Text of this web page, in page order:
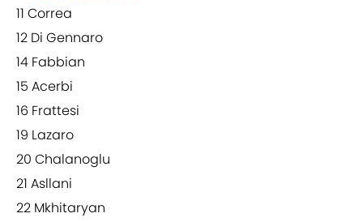
11 Correa
12 Di Gennaro
14 Fabbian
15 Acerbi
16 Frattesi
19 Lazaro
20 Chalanoglu
21 Asllani
22 Mkhitaryan